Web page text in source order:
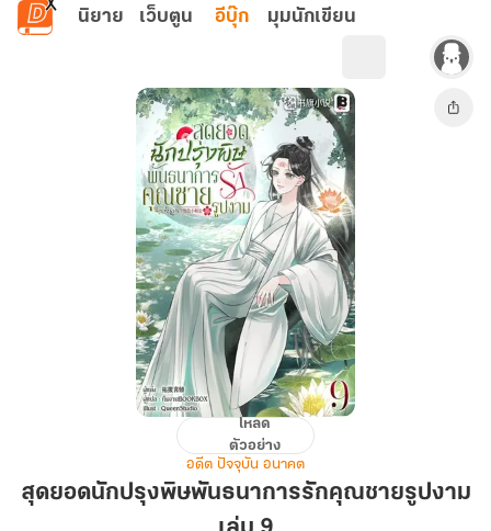
ข้ามไปยังเนื้อหาหลัก
นิยาย เว็บตูน อีบุ๊ก มุมนักเขียน
นัก
ปรุง
โหลด
ตัวอย่าง
อดีต ปัจจุบัน อนาคต
สุดยอดนักปรุงพิษพันธนาการรักคุณชายรูปงาม